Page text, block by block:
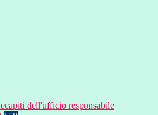
dell'ufficio responsabile